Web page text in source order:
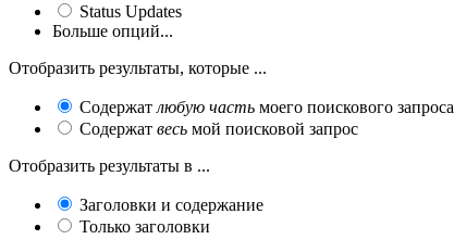
Status Updates
Больше опций...
Отобразить результаты, которые ...
Содержат любую часть моего поискового запроса
Содержат весь мой поисковой запрос
Отобразить результаты в ...
Заголовки и содержание
Только заголовки